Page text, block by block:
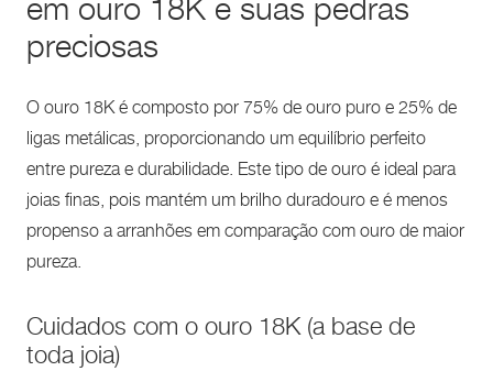
em ouro 18K e suas pedras
preciosas
O ouro 18K é composto por 75% de ouro puro e 25% de
ligas metálicas, proporcionando um equilíbrio perfeito
entre pureza e durabilidade. Este tipo de ouro é ideal para
joias finas, pois mantém um brilho duradouro e é menos
propenso a arranhões em comparação com ouro de maior
pureza.
Cuidados com o ouro 18K (a base de
toda joia)